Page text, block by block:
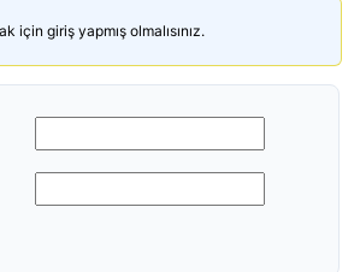
için giriş yapmış olmalısınız.